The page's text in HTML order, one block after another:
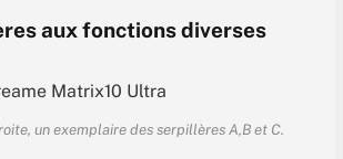
aux fonctions diverses
un exemplaire des serpillères A,B et C.